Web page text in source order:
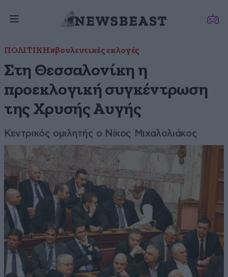
ΠΟΛΙΤΙΚΗ#βουλευτικές εκλογές
Στη Θεσσαλονίκη η
προεκλογική συγκέντρωση
της Χρυσής Αυγής
Κεντρικός ομιλητής ο Νίκος Μιχαλολιάκος